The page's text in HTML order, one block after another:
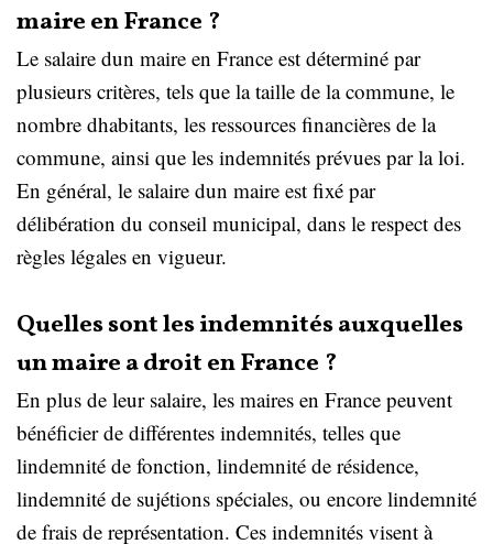
maire en France ?
Le salaire dun maire en France est déterminé par
plusieurs critères, tels que la taille de la commune, le
nombre dhabitants, les ressources financières de la
commune, ainsi que les indemnités prévues par la loi.
En général, le salaire dun maire est fixé par
délibération du conseil municipal, dans le respect des
règles légales en vigueur.
Quelles sont les indemnités auxquelles
un maire a droit en France ?
En plus de leur salaire, les maires en France peuvent
bénéficier de différentes indemnités, telles que
lindemnité de fonction, lindemnité de résidence,
lindemnité de sujétions spéciales, ou encore lindemnité
de frais de représentation. Ces indemnités visent à